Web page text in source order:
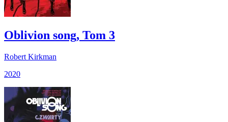
Oblivion song, Tom 3
Robert Kirkman
2020